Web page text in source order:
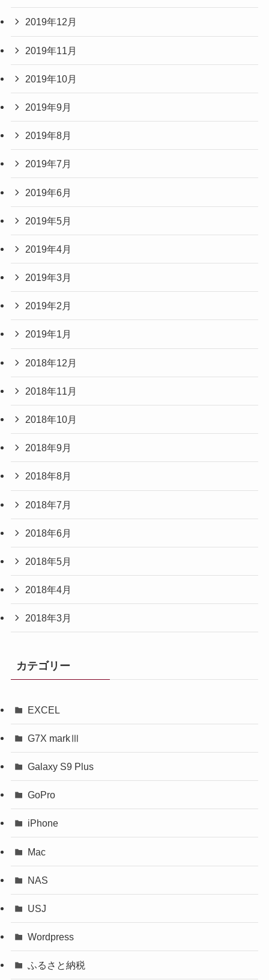
2019年12月
2019年11月
2019年10月
2019年9月
2019年8月
2019年7月
2019年6月
2019年5月
2019年4月
2019年3月
2019年2月
2019年1月
2018年12月
2018年11月
2018年10月
2018年9月
2018年8月
2018年7月
2018年6月
2018年5月
2018年4月
2018年3月
カテゴリー
EXCEL
G7X markⅢ
Galaxy S9 Plus
GoPro
iPhone
Mac
NAS
USJ
Wordpress
ふるさと納税